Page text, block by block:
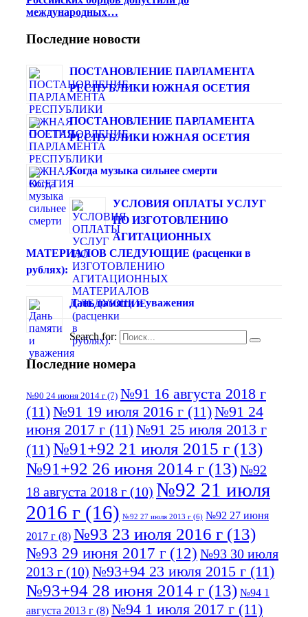
международных…
Последние новости
ПОСТАНОВЛЕНИЕ ПАРЛАМЕНТА
РЕСПУБЛИКИ ЮЖНАЯ ОСЕТИЯ
ПОСТАНОВЛЕНИЕ ПАРЛАМЕНТА
РЕСПУБЛИКИ ЮЖНАЯ ОСЕТИЯ
Когда музыка сильнее смерти
УСЛОВИЯ ОПЛАТЫ УСЛУГ
ПО ИЗГОТОВЛЕНИЮ
АГИТАЦИОННЫХ
МАТЕРИАЛОВ СЛЕДУЮЩИЕ (расценки в
рублях):
Дань памяти и уважения
Search for:
Последние номера
№90 24 июня 2014 г (7) №91 16 августа 2018 г
(11)№91 19 июля 2016 г (11)№91 24
июня 2017 г (11)№91 25 июля 2013 г
(11)№91+92 21 июля 2015 г (13)
№91+92 26 июня 2014 г (13)№92
18 августа 2018 г (10) №92 21 июля
2016 г (16) №92 27 июля 2013 г (6) №92 27 июня
2017 г (8) №93 23 июля 2016 г (13)
№93 29 июня 2017 г (12) №93 30 июля
2013 г (10) №93+94 23 июля 2015 г (11)
№93+94 28 июня 2014 г (13) №94 1
августа 2013 г (8) №94 1 июля 2017 г (11)